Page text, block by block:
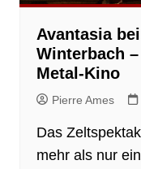
Avantasia
Winterbach
Metal-Kino
Pierre Ames
Das
mehr als nur